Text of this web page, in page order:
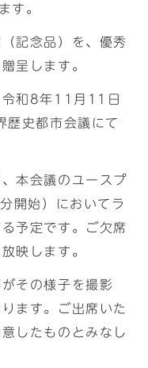
す。
記念品）を、優秀
呈します。
令和8年11月11日
歴史都市会議にて
本会議のユースプ
開始）においてラ
予定です。ご欠席
映します。
その様子を撮影
ます。ご出席いた
したものとみなし